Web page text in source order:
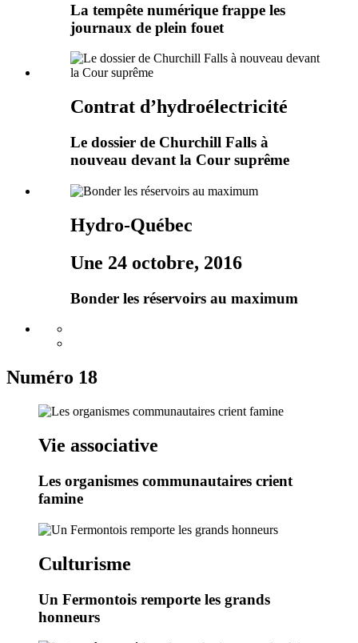
La tempête numérique frappe les
journaux de plein fouet
Contrat d’hydroélectricité
Le dossier de Churchill Falls à
nouveau devant la Cour suprême
Hydro-Québec
Une 24 octobre, 2016
Bonder les réservoirs au maximum
Numéro 18
Vie associative
Les organismes communautaires crient
famine
Culturisme
Un Fermontois remporte les grands
honneurs